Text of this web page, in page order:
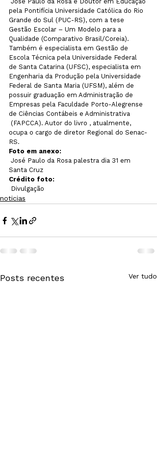
pela Pontifícia Universidade Católica do Rio
Grande do Sul (PUC-RS), com a tese
Gestão Escolar – Um Modelo para a
Qualidade (Comparativo Brasil/Coreia).
Também é especialista em Gestão de
Escola Técnica pela Universidade Federal
de Santa Catarina (UFSC), especialista em
Engenharia da Produção pela Universidade
Federal de Santa Maria (UFSM), além de
possuir graduação em Administração de
Empresas pela Faculdade Porto-Alegrense
de Ciências Contábeis e Administrativa
(FAPCCA). Autor do livro , atualmente,
ocupa o cargo de diretor Regional do Senac-
RS.
Foto em anexo:
Santa Cruz
Crédito foto:
Divulgação
noticias
Posts recentes Ver tudo